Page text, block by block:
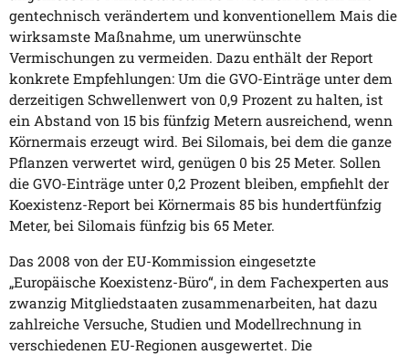
gentechnisch verändertem und konventionellem Mais die
wirksamste Maßnahme, um unerwünschte
Vermischungen zu vermeiden. Dazu enthält der Report
konkrete Empfehlungen: Um die GVO-Einträge unter dem
derzeitigen Schwellenwert von 0,9 Prozent zu halten, ist
ein Abstand von 15 bis fünfzig Metern ausreichend, wenn
Körnermais erzeugt wird. Bei Silomais, bei dem die ganze
Pflanzen verwertet wird, genügen 0 bis 25 Meter. Sollen
die GVO-Einträge unter 0,2 Prozent bleiben, empfiehlt der
Koexistenz-Report bei Körnermais 85 bis hundertfünfzig
Meter, bei Silomais fünfzig bis 65 Meter.
Das 2008 von der EU-Kommission eingesetzte
„Europäische Koexistenz-Büro“, in dem Fachexperten aus
zwanzig Mitgliedstaaten zusammenarbeiten, hat dazu
zahlreiche Versuche, Studien und Modellrechnung in
verschiedenen EU-Regionen ausgewertet. Die